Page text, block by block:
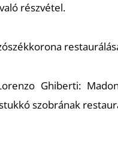
részvétel.
Ghiberti:
szobrának